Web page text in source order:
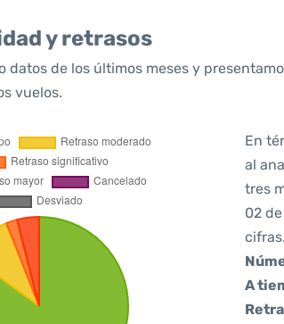
y retrasos
datos de los últimos meses y
vuelos.
En
al
tres
02
cifras.
A